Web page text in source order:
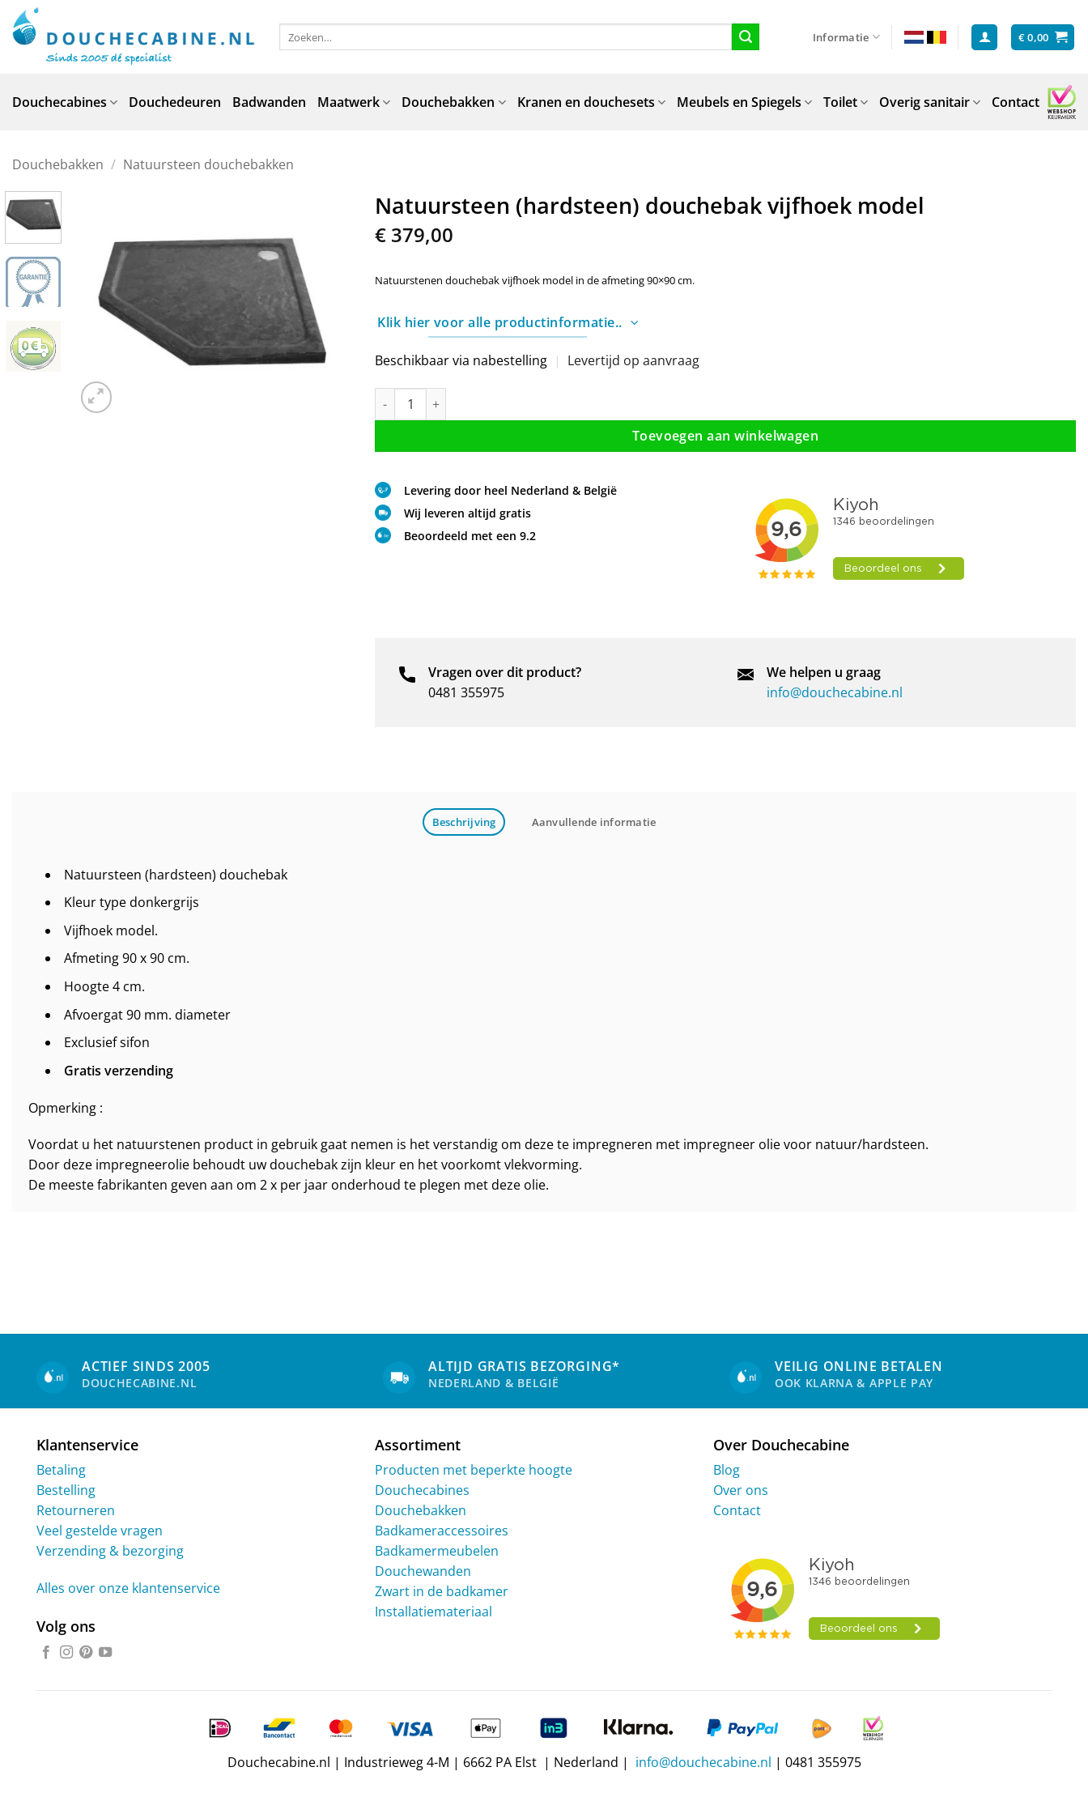
naar
inhoud
Zoeken
naar:
Informatie €0,00
Douchecabines Douchedeuren Badwanden Maatwerk Douchebakken Kranen en douchesets Meubels en Spiegels Toilet Overig sanitair Contact
Douchebakken / Natuursteen douchebakken
Natuursteen (hardsteen) douchebak vijfhoek model
€ 379,00
Natuurstenen douchebak vijfhoek model in de afmeting 90×90 cm.
Klik hier voor alle productinformatie..
Beschikbaar via nabestelling | Levertijd op aanvraag
Natuursteen (hardsteen) douchebak vijfhoek model aantal
Toevoegen aan winkelwagen
Levering door heel Nederland & België
Wij leveren altijd gratis
Beoordeeld met een 9.2
Vragen over dit product?
0481 355975
We helpen u graag
info@douchecabine.nl
Beschrijving Aanvullende informatie
Natuursteen (hardsteen) douchebak
Kleur type donkergrijs
Vijfhoek model.
Afmeting 90 x 90 cm.
Hoogte 4 cm.
Afvoergat 90 mm. diameter
Exclusief sifon
Gratis verzending
Opmerking :
Voordat u het natuurstenen product in gebruik gaat nemen is het verstandig om deze te impregneren met impregneer olie voor natuur/hardsteen.
Door deze impregneerolie behoudt uw douchebak zijn kleur en het voorkomt vlekvorming.
De meeste fabrikanten geven aan om 2 x per jaar onderhoud te plegen met deze olie.
ACTIEF SINDS 2005
DOUCHECABINE.NL
ALTIJD GRATIS BEZORGING*
NEDERLAND & BELGIË
VEILIG ONLINE BETALEN
OOK KLARNA & APPLE PAY
Klantenservice
Betaling
Bestelling
Retourneren
Veel gestelde vragen
Verzending & bezorging
Alles over onze klantenservice
Volg ons
Assortiment
Producten met beperkte hoogte
Douchecabines
Douchebakken
Badkameraccessoires
Badkamermeubelen
Douchewanden
Zwart in de badkamer
Installatiemateriaal
Over Douchecabine
Blog
Over ons
Contact
Douchecabine.nl | Industrieweg 4-M | 6662 PA Elst | Nederland | info@douchecabine.nl | 0481 355975